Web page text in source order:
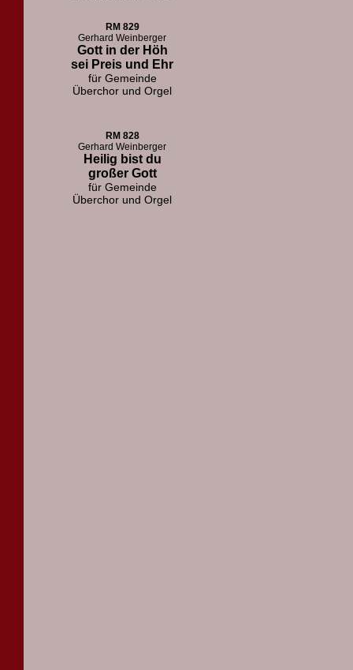
RM 829
Gerhard Weinberger
Gott in der Höh
sei Preis und Ehr
für Gemeinde
Überchor und Orgel
RM 828
Gerhard Weinberger
Heilig bist du
großer Gott
für Gemeinde
Überchor und Orgel